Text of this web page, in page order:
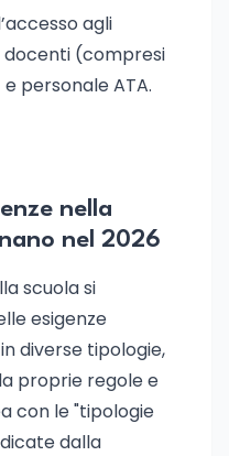
agli
docenti (compresi
personale ATA.
nella
nel 2026
scuola si
esigenze
diverse tipologie,
proprie regole e
con le "tipologie
dalla